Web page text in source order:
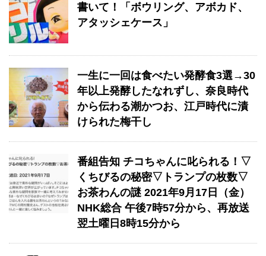
書いて！「ボウリング、アボカド、
アタッシェケース」
一生に一回は食べたい発酵食3選→30
年以上発酵したなれずし、奈良時代
から伝わる潮かつお、江戸時代に漬
けられた梅干し
番組告知 チコちゃんに叱られる！▽
くちびるの秘密▽トランプの枚数▽
お茶わんの謎 2021年9月17日（金）
NHK総合 午後7時57分から、再放送
翌土曜日8時15分から